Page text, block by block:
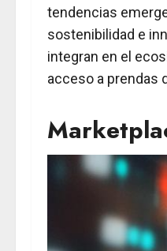
tendencias
sostenibilidad e
integran en el
acceso a prendas